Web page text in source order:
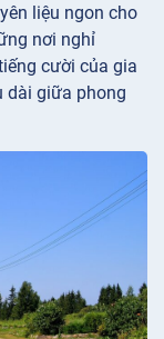
liệu ngon cho
nơi nghỉ
cười của gia
dài giữa phong